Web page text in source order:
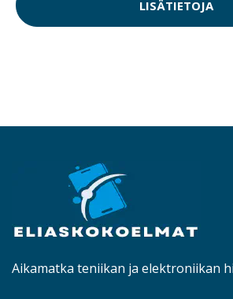
LISÄTIETOJA
Aikamatka teniikan ja elektroniikan